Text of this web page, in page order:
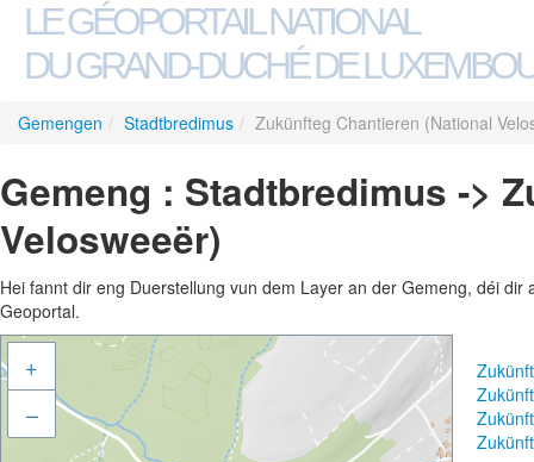
LE GÉOPORTAIL NATIONAL
DU GRAND-DUCHÉ DE
Gemengen / Stadtbredimus / Zukünfteg Chantieren (National
Gemeng : Stadtbredimus ->
Velosweeër)
Hei fannt dir eng Duerstellung vun dem Layer an der Gemeng, déi
Geoportal.
+
–